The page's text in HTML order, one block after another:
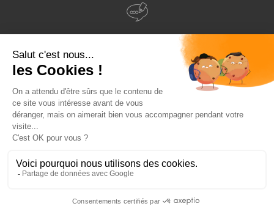
1 001,69 €HT
À propos de
Fourniresto
Entre vous et nous
Besoin d'aide ?